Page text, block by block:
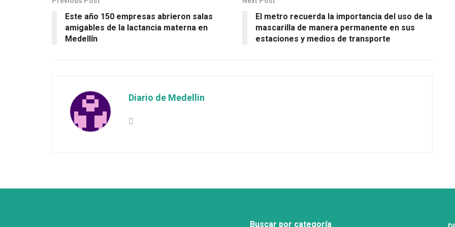
Este año 150 empresas abrieron salas
amigables de la lactancia materna en
Medellín
El metro recuerda la importancia del uso de la
mascarilla de manera permanente en sus
estaciones y medios de transporte
Diario de Medellin
Buscar por categoría